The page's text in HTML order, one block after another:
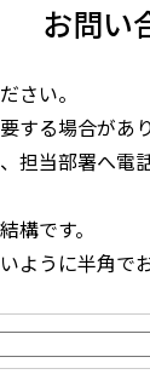
お問い
さい。
する場合があり
担当部署へ電
構です。
うに半角で